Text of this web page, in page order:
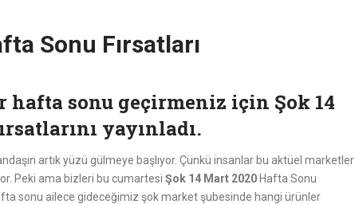
Sonu Fırsatları
hafta sonu geçirmeniz için Şok 14
yayınladı.
artık yüzü gülmeye başlıyor. Çünkü insanlar bu aktüel marketler
Peki ama bizleri bu cumartesi Şok 14 Mart 2020 Hafta Sonu
sonu ailece gideceğimiz şok market şubesinde hangi ürünler